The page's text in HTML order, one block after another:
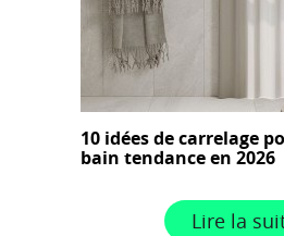
10 idées de carrelage
bain tendance en 2026
Lire la